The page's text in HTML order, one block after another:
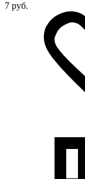
7 руб.